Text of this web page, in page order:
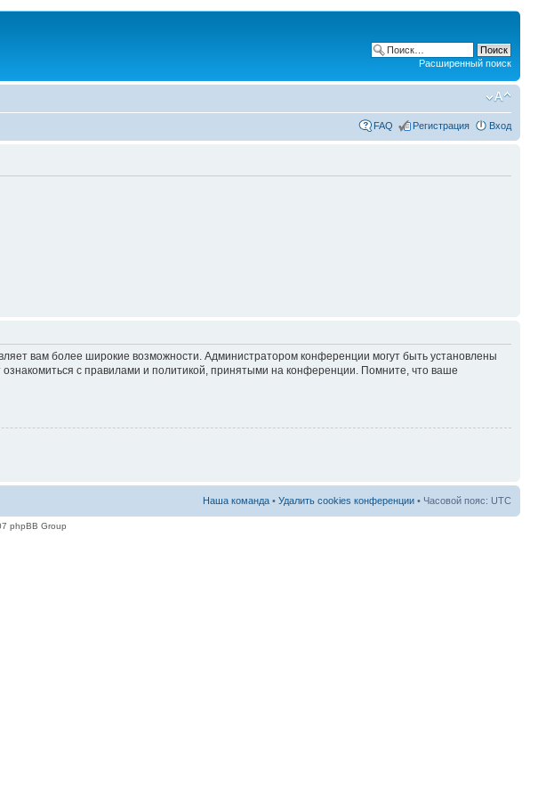
Расширенный поиск
FAQ Регистрация Вход
вам более широкие возможности. Администратором конференции могут быть установлены
с правилами и политикой, принятыми на конференции. Помните, что ваше
Наша команда • Удалить cookies конференции • Часовой пояс: UTC
phpBB Group